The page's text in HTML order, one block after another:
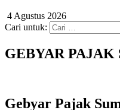
4 Agustus 2026
Cari untuk:
GEBYAR PAJAK
Gebyar Pajak